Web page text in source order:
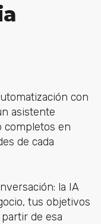
con
asistente
completos en
de cada
la IA
tus objetivos
de esa